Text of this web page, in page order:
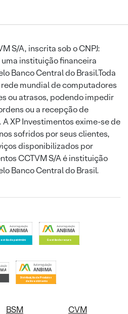
S/A, inscrita sob o CNPJ:
instituição financeira
Banco Central do Brasil.Toda
mundial de computadores
ou atrasos, podendo impedir
ou a recepção de
XP Investimentos exime-se de
sofridos por seus clientes,
disponibilizados por
CCTVM S/A é instituição
Banco Central do Brasil.
BSM CVM